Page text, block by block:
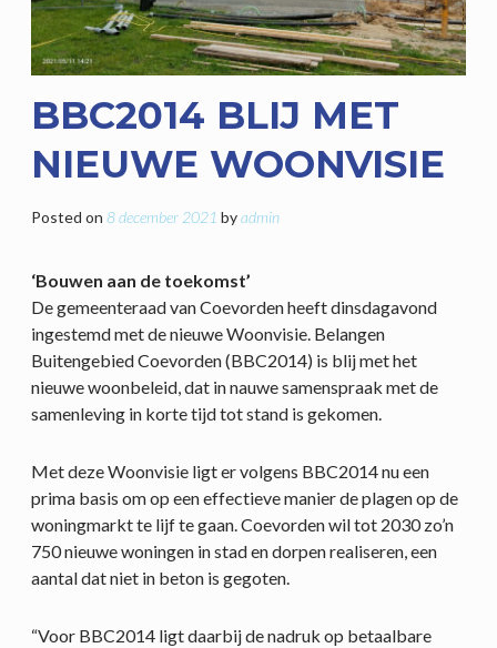
BBC2014 BLIJ MET
NIEUWE WOONVISIE
Posted on 8 december 2021 byadmin
‘Bouwen aan de toekomst’
De gemeenteraad van Coevorden heeft dinsdagavond
ingestemd met de nieuwe Woonvisie. Belangen
Buitengebied Coevorden (BBC2014) is blij met het
nieuwe woonbeleid, dat in nauwe samenspraak met de
samenleving in korte tijd tot stand is gekomen.
Met deze Woonvisie ligt er volgens BBC2014 nu een
prima basis om op een effectieve manier de plagen op de
woningmarkt te lijf te gaan. Coevorden wil tot 2030 zo’n
750 nieuwe woningen in stad en dorpen realiseren, een
aantal dat niet in beton is gegoten.
“Voor BBC2014 ligt daarbij de nadruk op betaalbare